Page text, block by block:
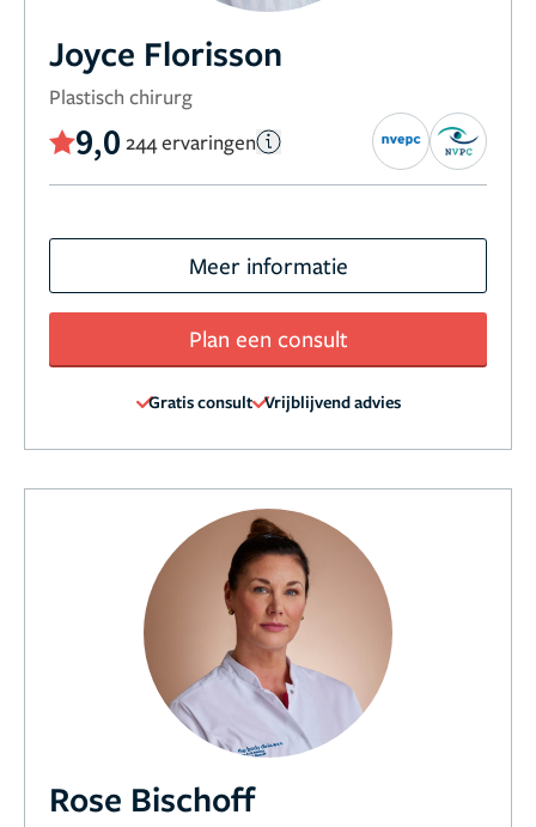
Joyce Florisson
Plastisch chirurg
9,0 244 ervaringen
Meer informatie
Plan een consult
Gratis consult Vrijblijvend advies
Rose Bischoff